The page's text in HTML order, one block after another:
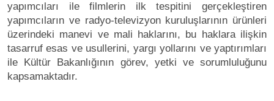
yapımcıları ile filmlerin ilk tespitini gerçekleştiren
yapımcıların ve radyo-televizyon kuruluşlarının ürünleri
üzerindeki manevi ve mali haklarını, bu haklara ilişkin
tasarruf esas ve usullerini, yargı yollarını ve yaptırımları
ile Kültür Bakanlığının görev, yetki ve sorumluluğunu
kapsamaktadır.